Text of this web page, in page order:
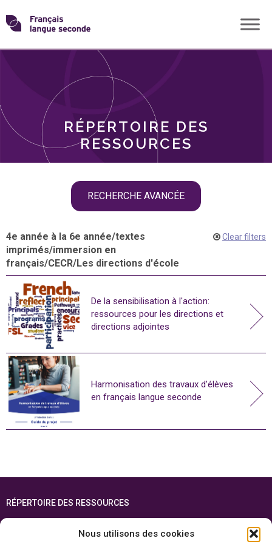
Nous utilisons des cookies
Skip
toTransformons
langue
RÉPERTOIRE DES
RESSOURCES
RECHERCHE AVANCÉE
THÈMES
4e année à la 6e année/textes
imprimés/immersion en
français/CECR/Les directions d'école
Clear filters
De la sensibilisation à l'action:
ressources pour les directions et
directions adjointes
Harmonisation des travaux d’élèves
en français langue seconde
RÉPERTOIRE DES RESSOURCES